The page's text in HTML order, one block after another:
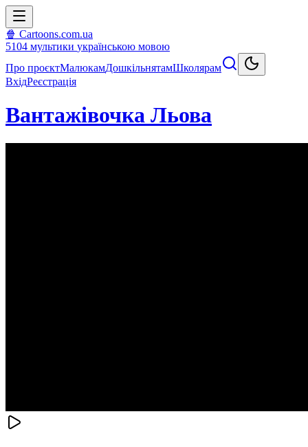
🍿 Cartoons.com.ua
5104 мультики українською мовою
Про проєктМалюкамДошкільнятамШколярам
ВхідРеєстрація
Вантажівочка Льова